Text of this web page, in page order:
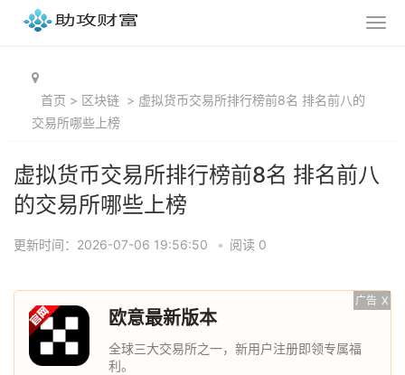
首页 > 区块链 > 虚拟货币交易所排行榜前8名 排名前八的
交易所哪些上榜
虚拟货币交易所排行榜前8名 排名前八
的交易所哪些上榜
更新时间：2026-07-06 19:56:50 • 阅读 0
广告 X
欧意最新版本
全球三大交易所之一，新用户注册即领专属福
利。